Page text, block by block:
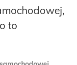
to